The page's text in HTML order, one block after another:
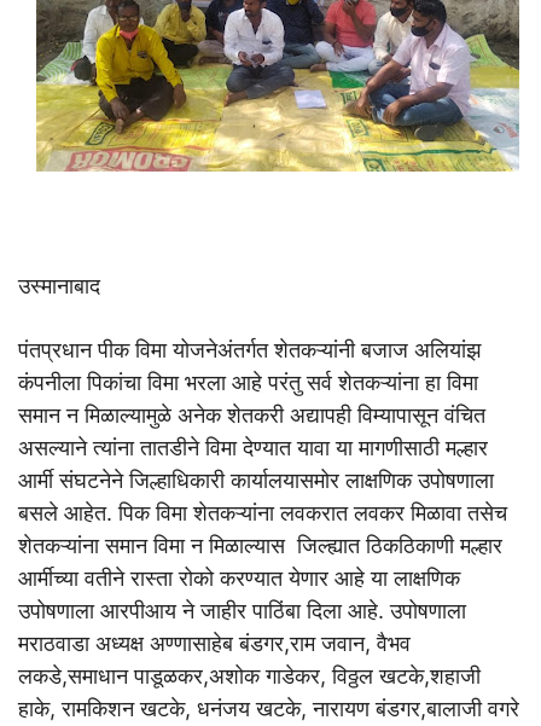
उस्मानाबाद
पंतप्रधान पीक विमा योजनेअंतर्गत शेतकऱ्यांनी बजाज अलियांझ
कंपनीला पिकांचा विमा भरला आहे परंतु सर्व शेतकऱ्यांना हा विमा
समान न मिळाल्यामुळे अनेक शेतकरी अद्यापही विम्यापासून वंचित
असल्याने त्यांना तातडीने विमा देण्यात यावा या मागणीसाठी मल्हार
आर्मी संघटनेने जिल्हाधिकारी कार्यालयासमोर लाक्षणिक उपोषणाला
बसले आहेत. पिक विमा शेतकऱ्यांना लवकरात लवकर मिळावा तसेच
शेतकऱ्यांना समान विमा न मिळाल्यास जिल्ह्यात ठिकठिकाणी मल्हार
आर्मीच्या वतीने रास्ता रोको करण्यात येणार आहे या लाक्षणिक
उपोषणाला आरपीआय ने जाहीर पाठिंबा दिला आहे. उपोषणाला
मराठवाडा अध्यक्ष अण्णासाहेब बंडगर,राम जवान, वैभव
लकडे,समाधान पाडूळकर,अशोक गाडेकर, विठ्ठल खटके,शहाजी
हाके, रामकिशन खटके, धनंजय खटके, नारायण बंडगर,बालाजी वगरे